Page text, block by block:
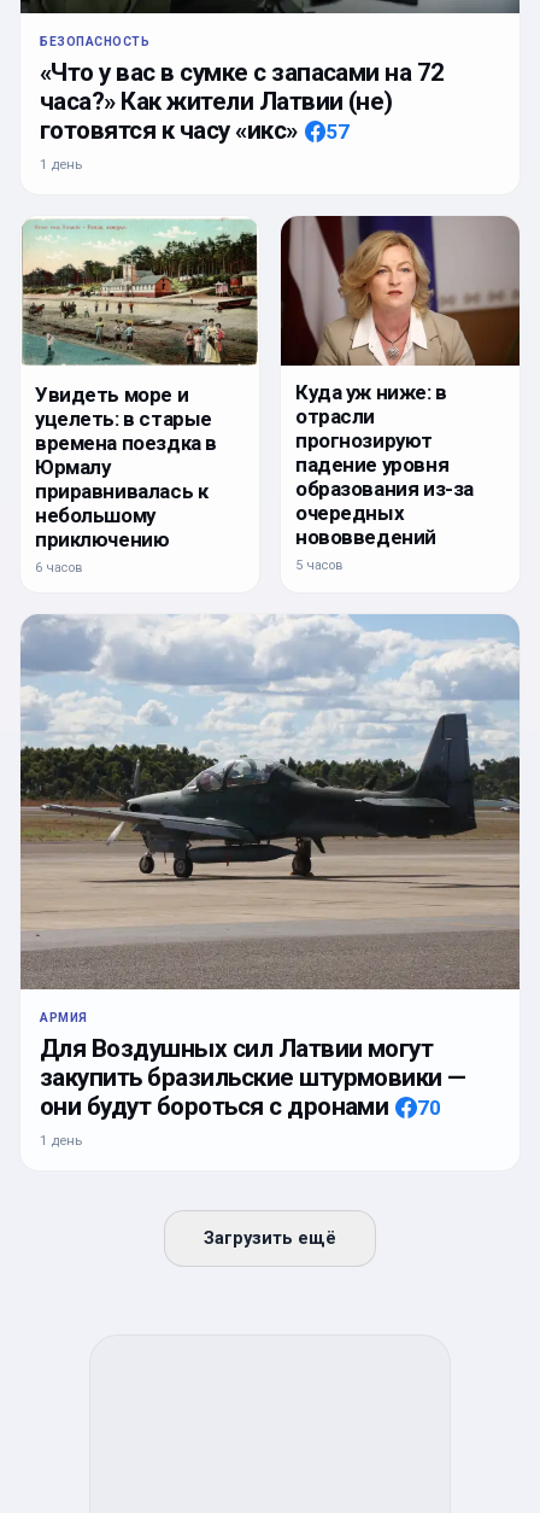
БЕЗОПАСНОСТЬ
«Что у вас в сумке с запасами на 72
часа?» Как жители Латвии (не)
готовятся к часу «икс»
57
1 день
Увидеть море и
уцелеть: в старые
времена поездка в
Юрмалу
приравнивалась к
небольшому
приключению
6 часов
Куда уж ниже: в
отрасли
прогнозируют
падение уровня
образования из-за
очередных
нововведений
5 часов
АРМИЯ
Для Воздушных сил Латвии могут
закупить бразильские штурмовики —
они будут бороться с дронами
70
1 день
Загрузить ещё